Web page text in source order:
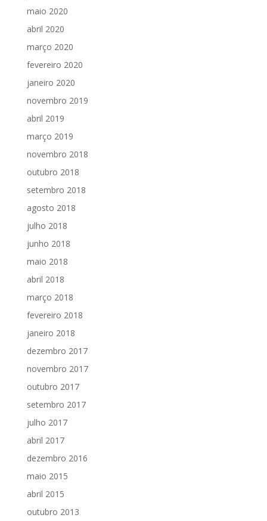
maio 2020
abril 2020
março 2020
fevereiro 2020
janeiro 2020
novembro 2019
abril 2019
março 2019
novembro 2018
outubro 2018
setembro 2018
agosto 2018
julho 2018
junho 2018
maio 2018
abril 2018
março 2018
fevereiro 2018
janeiro 2018
dezembro 2017
novembro 2017
outubro 2017
setembro 2017
julho 2017
abril 2017
dezembro 2016
maio 2015
abril 2015
outubro 2013